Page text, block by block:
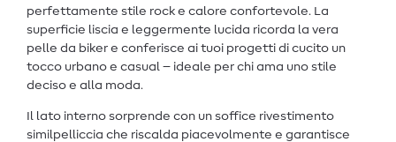
perfettamente stile rock e calore confortevole. La
superficie liscia e leggermente lucida ricorda la vera
pelle da biker e conferisce ai tuoi progetti di cucito un
tocco urbano e casual – ideale per chi ama uno stile
deciso e alla moda.
Il lato interno sorprende con un soffice rivestimento
similpelliccia che riscalda piacevolmente e garantisce